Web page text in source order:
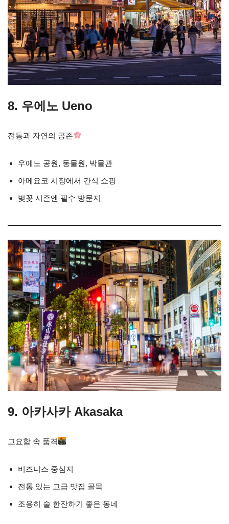
8. 우에노 Ueno
전통과 자연의 공존
우에노 공원, 동물원, 박물관
아메요코 시장에서 간식 쇼핑
벚꽃 시즌엔 필수 방문지
9. 아카사카 Akasaka
고요함 속 품격
비즈니스 중심지
전통 있는 고급 맛집 골목
조용히 술 한잔하기 좋은 동네